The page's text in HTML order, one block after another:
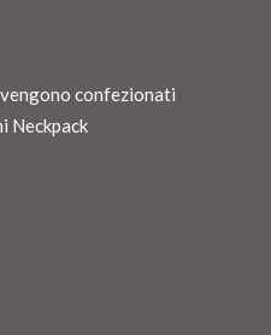
confezionati
Neckpack